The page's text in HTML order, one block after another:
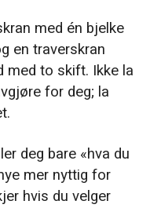
med én bjelke
en traverskran
med to skift. Ikke la
for deg; la
deg bare «hva du
mer nyttig for
hvis du velger